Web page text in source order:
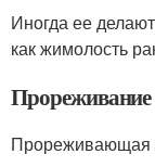
Иногда ее
как жимолость
Прореживание
Прореживающая